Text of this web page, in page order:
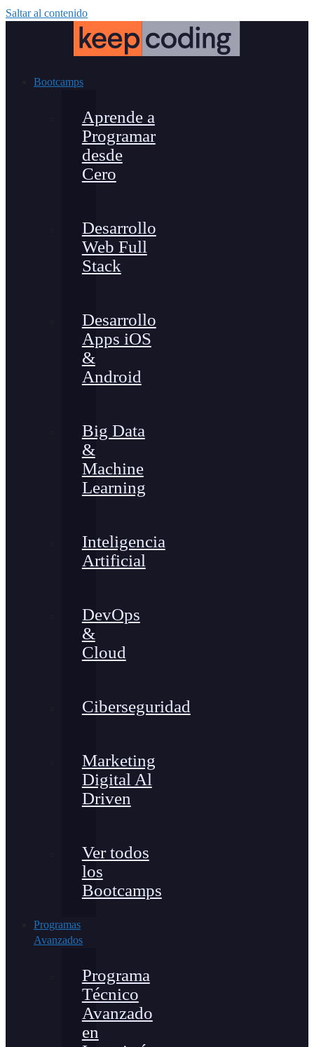
Saltar al contenido
Bootcamps
Aprende a
Programar
desde
Cero
Desarrollo
Web Full
Stack
Desarrollo
Apps iOS
&
Android
Big Data
&
Machine
Learning
Inteligencia
Artificial
DevOps
&
Cloud
Ciberseguridad
Marketing
Digital Al
Driven
Ver todos
los
Bootcamps
Programas
Avanzados
Programa
Técnico
Avanzado
en